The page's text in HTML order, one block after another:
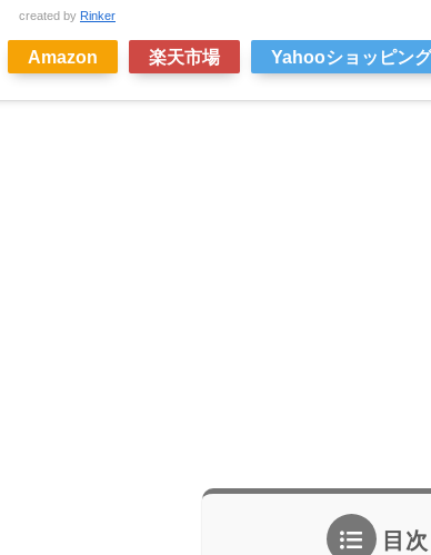
created by Rinker
Amazon 楽天市場 Yahooショッピング
目次